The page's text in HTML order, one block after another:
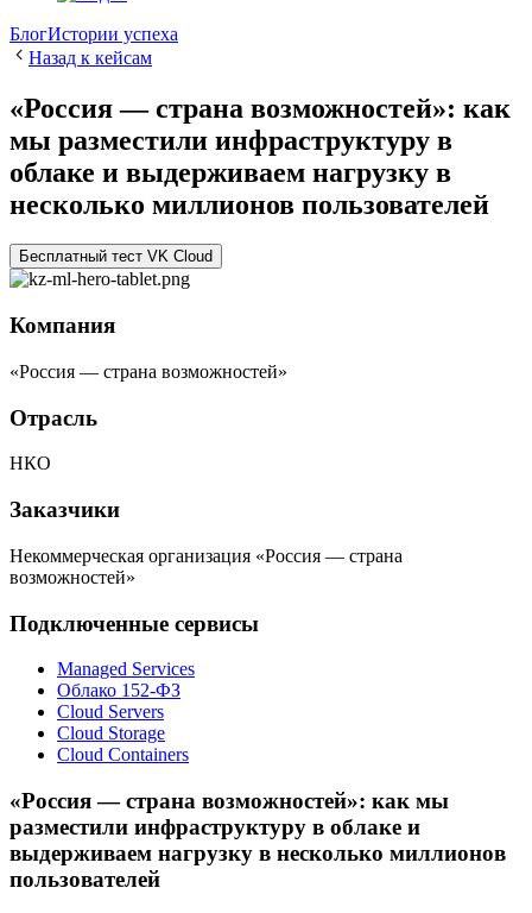
БлогИстории успеха
Назад к кейсам
«Россия — страна возможностей»: как
мы разместили инфраструктуру в
облаке и выдерживаем нагрузку в
несколько миллионов пользователей
Бесплатный тест VK Cloud
Компания
«Россия — страна возможностей»
Отрасль
НКО
Заказчики
Некоммерческая организация «Россия — страна
возможностей»
Подключенные сервисы
Managed Services
Облако 152-ФЗ
Cloud Servers
Cloud Storage
Cloud Containers
«Россия — страна возможностей»: как мы
разместили инфраструктуру в облаке и
выдерживаем нагрузку в несколько миллионов
пользователей